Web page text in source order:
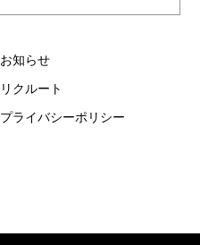
お知らせ
リクルート
プライバシーポリシー